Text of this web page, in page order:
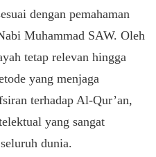
dengan pemahaman
Muhammad SAW. Oleh
tetap relevan hingga
yang menjaga
terhadap Al-Qur’an,
yang sangat
dunia.